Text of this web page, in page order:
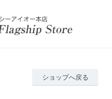
ショップへ戻る